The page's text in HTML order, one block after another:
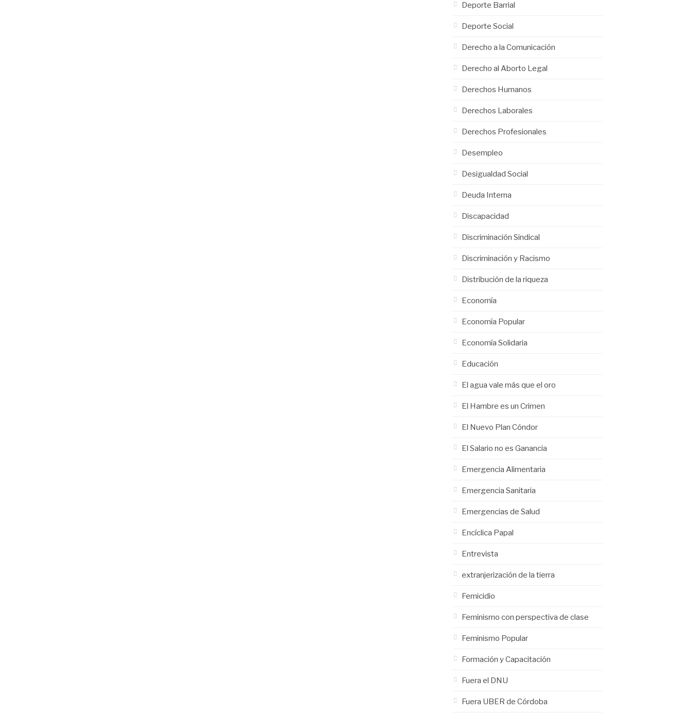
Deporte Barrial
Deporte Social
Derecho a la Comunicación
Derecho al Aborto Legal
Derechos Humanos
Derechos Laborales
Derechos Profesionales
Desempleo
Desigualdad Social
Deuda Interna
Discapacidad
Discriminación Sindical
Discriminación y Racismo
Distribución de la riqueza
Economía
Economía Popular
Economía Solidaria
Educación
El agua vale más que el oro
El Hambre es un Crimen
El Nuevo Plan Cóndor
El Salario no es Ganancia
Emergencia Alimentaria
Emergencia Sanitaria
Emergencias de Salud
Encíclica Papal
Entrevista
extranjerización de la tierra
Femicidio
Feminismo con perspectiva de clase
Feminismo Popular
Formación y Capacitación
Fuera el DNU
Fuera UBER de Córdoba